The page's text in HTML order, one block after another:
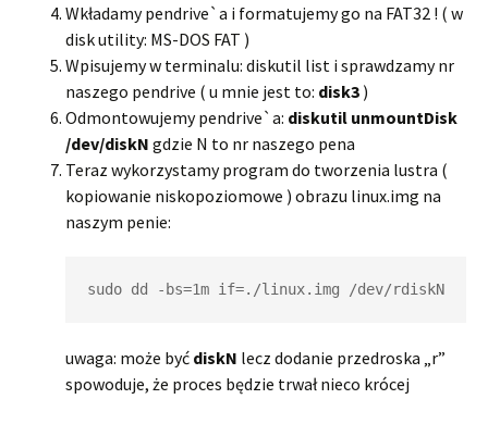
Wkładamy pendrive`a i formatujemy go na FAT32 ! ( w
disk utility: MS-DOS FAT )
Wpisujemy w terminalu: diskutil list i sprawdzamy nr
naszego pendrive ( u mnie jest to: disk3 )
Odmontowujemy pendrive`a: diskutil unmountDisk
/dev/diskN gdzie N to nr naszego pena
Teraz wykorzystamy program do tworzenia lustra (
kopiowanie niskopoziomowe ) obrazu linux.img na
naszym penie:
sudo dd -bs=1m if=./linux.img /dev/rdiskN
uwaga: może być diskN lecz dodanie przedroska „r”
spowoduje, że proces będzie trwał nieco krócej